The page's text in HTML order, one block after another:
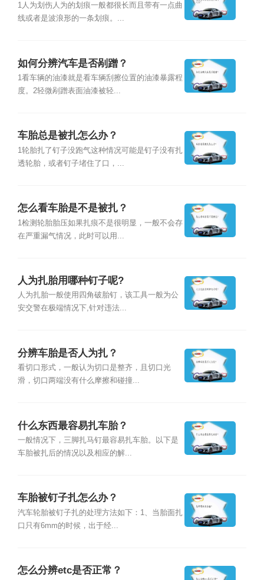
1人为划伤人为的划痕一般都很长而且带有一点曲
线或者是波浪形的一条划痕。...
如何分辨汽车是否剐蹭？
1看车辆的油漆就是看车辆刮擦位置的油漆暴露程
度。2轻微剐蹭表面油漆被轻...
车胎总是被扎怎么办？
1轮胎扎了钉子没跑气这种情况可能是钉子没有扎
透轮胎，或者钉子堵住了口，...
怎么看车胎是不是被扎？
1检测轮胎胎压如果扎痕不是很明显，一般不会存
在严重漏气情况，此时可以用...
人为扎胎用哪种钉子呢?
人为扎胎一般使用四角破胎钉，该工具一般为公
安交警在极端情况下,针对违法...
分辨车胎是否人为扎？
看切口形式，一般认为切口是整齐，且切口光
滑，切口两端没有什么摩擦和碰撞...
什么东西最容易扎车胎？
一般情况下，三脚扎马钉最容易扎车胎。以下是
车胎被扎后的情况以及相应的解...
车胎被钉子扎怎么办？
汽车轮胎被钉子扎的处理方法如下：1、当胎面扎
口只有6mm的时候，出于经...
怎么分辨etc是否正常？